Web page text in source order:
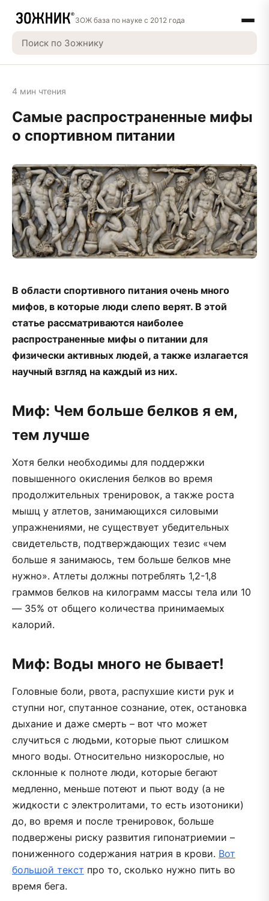
ЗОЖ база по науке с 2012 года
4 мин чтения
Самые распространенные мифы
о спортивном питании
В области спортивного питания очень много
мифов, в которые люди слепо верят. В этой
статье рассматриваются наиболее
распространенные мифы о питании для
физически активных людей, а также излагается
научный взгляд на каждый из них.
Миф: Чем больше белков я ем,
тем лучше
Хотя белки необходимы для поддержки
повышенного окисления белков во время
продолжительных тренировок, а также роста
мышц у атлетов, занимающихся силовыми
упражнениями, не существует убедительных
свидетельств, подтверждающих тезис «чем
больше я занимаюсь, тем больше белков мне
нужно». Атлеты должны потреблять 1,2-1,8
граммов белков на килограмм массы тела или 10
— 35% от общего количества принимаемых
калорий.
Миф: Воды много не бывает!
Головные боли, рвота, распухшие кисти рук и
ступни ног, спутанное сознание, отек, остановка
дыхание и даже смерть – вот что может
случиться с людьми, которые пьют слишком
много воды. Относительно низкорослые, но
склонные к полноте люди, которые бегают
медленно, меньше потеют и пьют воду (а не
жидкости с электролитами, то есть изотоники)
до, во время и после тренировок, больше
подвержены риску развития гипонатриемии –
пониженного содержания натрия в крови. Вот
большой текст про то, сколько нужно пить во
время бега.